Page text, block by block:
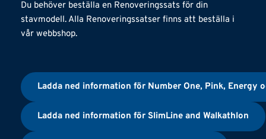
Du behöver beställa en Renoveringssats för din
stavmodell. Alla Renoveringssatser finns att beställa i
vår webbshop.
Ladda ned information för Number One, Pink, Energy
Ladda ned information för SlimLine and Walkathlon